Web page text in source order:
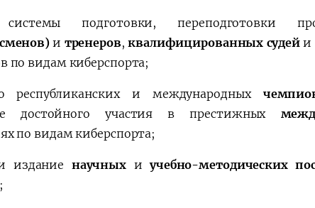
подготовки, переподготовки
и тренеров,квалифицированных судейи
по видам киберспорта;
республиканских и международных
достойного участия в престижных
по видам киберспорта;
издание научныхиучебно-методических